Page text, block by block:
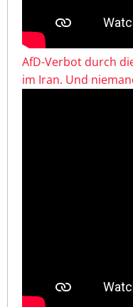
AfD-Verbot durch
im Iran. Und